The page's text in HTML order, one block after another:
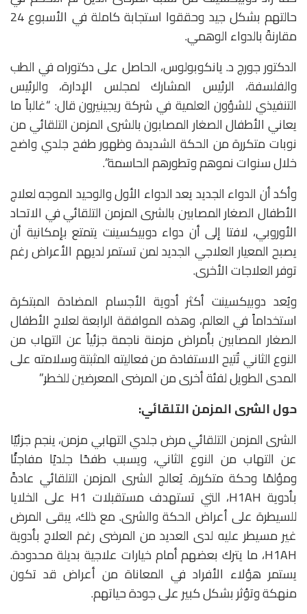
حالتهم بشكل جيد وحققوا استجابة كاملة في الأسبوع 24
مقارنةً بالدواء الوهمي.
الدكتور جورج د. يانكوبولوس، الحاصل على دكتوراه في الطب
والفلسفة، الرئيس المشارك لمجلس الإدارة، والرئيس
التنفيذي للشؤون العلمية في شركة ريجينيرون قال: “غالباً ما
يعاني الأطفال الصغار المصابون بالشرى المزمن التلقائي من
نوبات متكررة من الحكة الشديدة وظهور طفح جلدي واضح
خلال سنوات نموهم وتطورهم الحاسمة”.
وأكد أن الدواء الجديد يعد الدواء الأول والوحيد الموجه لعلاج
الأطفال الصغار المصابين بالشرى المزمن التلقائي في الاتحاد
الأوروبي، لافتا إلى أن دواء دوبيكسينت يتمتع بإمكانية أن
يصبح المعيار العلاجي الجديد لمن تستمر لديهم الأعراض رغم
توفر العلاجات الأخرى.
ويُعد دوبيكسينت أكثر أدوية الأجسام المضادة المبتكرة
استخداماً في العالم، وهذه الموافقة الرابعة لعلاج الأطفال
الصغار المصابين بأمراض مزمنة ناجمة جزئياً عن التهاب من
النوع الثاني تُتيح الاستفادة من فعاليته المثبتة وسلامته على
المدى الطويل لفئة أخرى من المرضى المعرضين للخطر.”
حول الشرى المزمن التلقائي:
الشرى المزمن التلقائي مرض جلدي التهابي مزمن، ينجم جزئيًا
عن التهاب من النوع الثاني، ويسبب طفحًا جلديًا مفاجئًا
ومؤلمًا وحكة متكررة. يُعالج الشرى المزمن التلقائي عادةً
بأدوية H1AH، التي تستهدف مستقبلات H1 على الخلايا
للسيطرة على أعراض الحكة والشرى. مع ذلك، يبقى المرض
غير مسيطر عليه لدى العديد من المرضى رغم العلاج بأدوية
H1AH، ما يترك بعضهم أمام خيارات علاجية بديلة محدودة.
يستمر هؤلاء الأفراد في المعاناة من أعراض قد تكون
منهكة وتؤثر بشكل كبير على جودة حياتهم.